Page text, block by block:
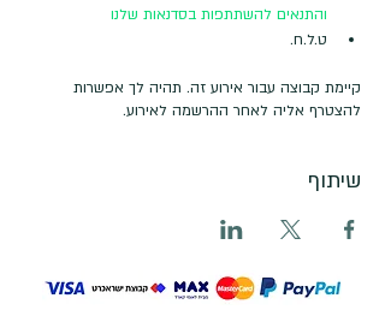
והתנאים להשתתפות בסדנאות שלנו
ט.ל.ח.
קיימת קבוצה עבור אירוע זה. תהיה לך אפשרות
להצטרף אליה לאחר ההרשמה לאירוע.
שיתוף